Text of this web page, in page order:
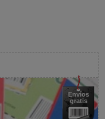
Envíos
gratis